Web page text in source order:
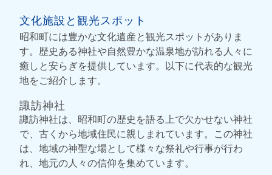
文化施設と観光スポット
昭和町には豊かな文化遺産と観光スポットがありま
す。歴史ある神社や自然豊かな温泉地が訪れる人々に
癒しと安らぎを提供しています。以下に代表的な観光
地をご紹介します。
諏訪神社
諏訪神社は、昭和町の歴史を語る上で欠かせない神社
で、古くから地域住民に親しまれています。この神社
は、地域の神聖な場として様々な祭礼や行事が行わ
れ、地元の人々の信仰を集めています。